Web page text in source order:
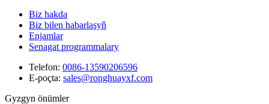
Biz hakda
Biz bilen habarlaşyň
Enjamlar
Senagat programmalary
Telefon: 0086-13590206596
E-poçta: sales@ronghuayxf.com
Gyzgyn önümler